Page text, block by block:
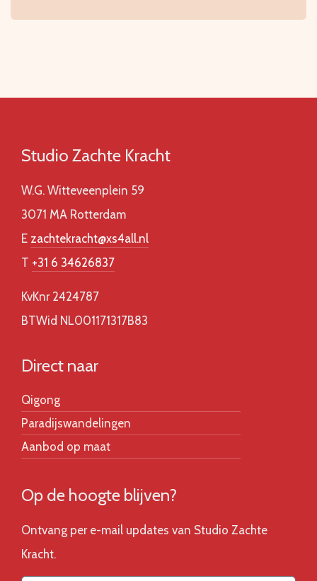
Studio Zachte Kracht
W.G. Witteveenplein 59
3071 MA Rotterdam
E zachtekracht@xs4all.nl
T +31 6 34626837
KvKnr 2424787
BTWid NL001171317B83
Direct naar
Qigong
Paradijswandelingen
Aanbod op maat
Op de hoogte blijven?
Ontvang per e-mail updates van Studio Zachte
Kracht.